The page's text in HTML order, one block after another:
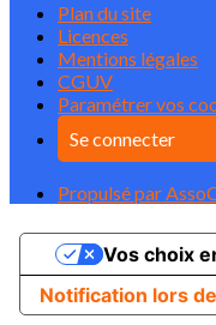
Plan du site
Licences
Mentions légales
CGUV
Paramétrer vos
Se connecter
Propulsé par
Notification lors
Vos choix